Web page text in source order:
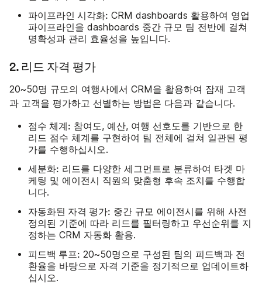
파이프라인 시각화: CRM dashboards 활용하여 영업
파이프라인을 dashboards 중간 규모 팀 전반에 걸쳐
명확성과 관리 효율성을 높입니다.
2. 리드 자격 평가
20~50명 규모의 여행사에서 CRM을 활용하여 잠재 고객
과 고객을 평가하고 선별하는 방법은 다음과 같습니다.
점수 체계: 참여도, 예산, 여행 선호도를 기반으로 한
리드 점수 체계를 구현하여 팀 전체에 걸쳐 일관된 평
가를 수행하십시오.
세분화: 리드를 다양한 세그먼트로 분류하여 타겟 마
케팅 및 에이전시 직원의 맞춤형 후속 조치를 수행합
니다.
자동화된 자격 평가: 중간 규모 에이전시를 위해 사전
정의된 기준에 따라 리드를 필터링하고 우선순위를 지
정하는 CRM 자동화 활용.
피드백 루프: 20~50명으로 구성된 팀의 피드백과 전
환율을 바탕으로 자격 기준을 정기적으로 업데이트하
십시오.